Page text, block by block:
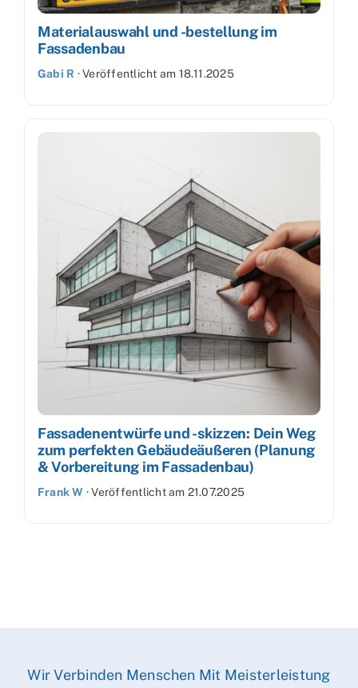
Materialauswahl und -bestellung im
Fassadenbau
Gabi R ·Veröffentlicht am 18.11.2025
Fassadenentwürfe und -skizzen: Dein Weg
zum perfekten Gebäudeäußeren (Planung
& Vorbereitung im Fassadenbau)
Frank W ·Veröffentlicht am 21.07.2025
Wir Verbinden Menschen Mit Meisterleistung